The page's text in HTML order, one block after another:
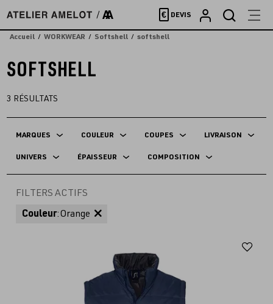
directement
au
€ DEVIS
Accueil WORKWEAR Softshell softshell
SOFTSHELL
3 RÉSULTATS
MARQUES COULEUR COUPES LIVRAISON
UNIVERS ÉPAISSEUR COMPOSITION
FILTERS ACTIFS
Couleur:Orange